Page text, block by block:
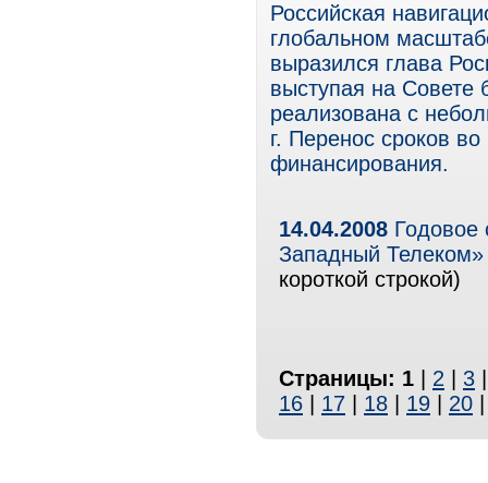
Российская
глобальном
выразился глава
выступая на Совете
реализована с
г. Перенос сроков
финансирования.
14.04.2008 Годовое
Западный Телеком»
короткой строкой)
Страницы: 1 2 3
16
17 18 19 20